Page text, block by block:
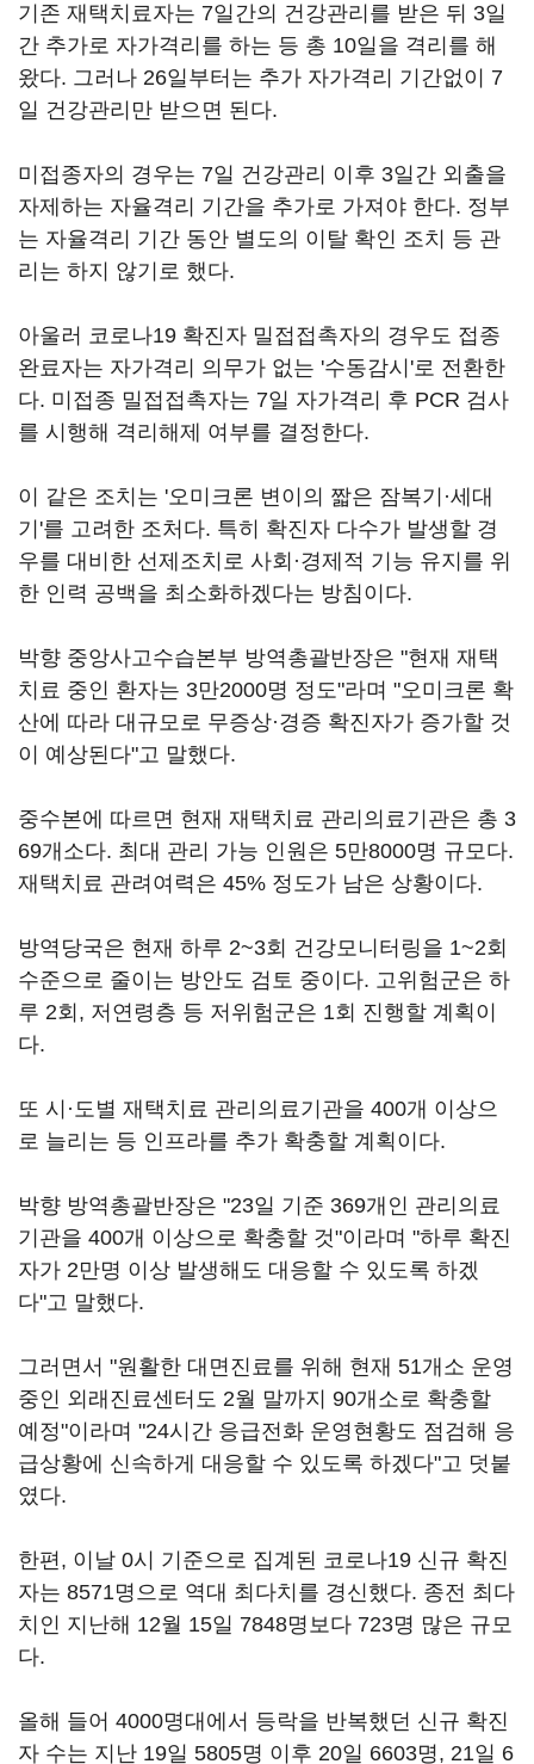
기존 재택치료자는 7일간의 건강관리를 받은 뒤 3일
간 추가로 자가격리를 하는 등 총 10일을 격리를 해
왔다. 그러나 26일부터는 추가 자가격리 기간없이 7
일 건강관리만 받으면 된다.
미접종자의 경우는 7일 건강관리 이후 3일간 외출을
자제하는 자율격리 기간을 추가로 가져야 한다. 정부
는 자율격리 기간 동안 별도의 이탈 확인 조치 등 관
리는 하지 않기로 했다.
아울러 코로나19 확진자 밀접접촉자의 경우도 접종
완료자는 자가격리 의무가 없는 '수동감시'로 전환한
다. 미접종 밀접접촉자는 7일 자가격리 후 PCR 검사
를 시행해 격리해제 여부를 결정한다.
이 같은 조치는 '오미크론 변이의 짧은 잠복기·세대
기'를 고려한 조처다. 특히 확진자 다수가 발생할 경
우를 대비한 선제조치로 사회·경제적 기능 유지를 위
한 인력 공백을 최소화하겠다는 방침이다.
박향 중앙사고수습본부 방역총괄반장은 "현재 재택
치료 중인 환자는 3만2000명 정도"라며 "오미크론 확
산에 따라 대규모로 무증상·경증 확진자가 증가할 것
이 예상된다"고 말했다.
중수본에 따르면 현재 재택치료 관리의료기관은 총 3
69개소다. 최대 관리 가능 인원은 5만8000명 규모다.
재택치료 관려여력은 45% 정도가 남은 상황이다.
방역당국은 현재 하루 2~3회 건강모니터링을 1~2회
수준으로 줄이는 방안도 검토 중이다. 고위험군은 하
루 2회, 저연령층 등 저위험군은 1회 진행할 계획이
다.
또 시·도별 재택치료 관리의료기관을 400개 이상으
로 늘리는 등 인프라를 추가 확충할 계획이다.
박향 방역총괄반장은 "23일 기준 369개인 관리의료
기관을 400개 이상으로 확충할 것"이라며 "하루 확진
자가 2만명 이상 발생해도 대응할 수 있도록 하겠
다"고 말했다.
그러면서 "원활한 대면진료를 위해 현재 51개소 운영
중인 외래진료센터도 2월 말까지 90개소로 확충할
예정"이라며 "24시간 응급전화 운영현황도 점검해 응
급상황에 신속하게 대응할 수 있도록 하겠다"고 덧붙
였다.
한편, 이날 0시 기준으로 집계된 코로나19 신규 확진
자는 8571명으로 역대 최다치를 경신했다. 종전 최다
치인 지난해 12월 15일 7848명보다 723명 많은 규모
다.
올해 들어 4000명대에서 등락을 반복했던 신규 확진
자 수는 지난 19일 5805명 이후 20일 6603명, 21일 6